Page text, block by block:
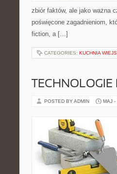
zbiór faktów, ale jako ważna
poświęcone zagadnieniom,
fiction, a […]
CATEGORIES: KUCHNIA
POSTED BY ADMIN MAJ -